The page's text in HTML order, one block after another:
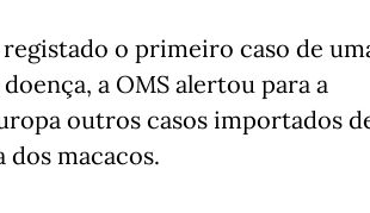
o primeiro caso de
a OMS alertou para a
outros casos importados
macacos.